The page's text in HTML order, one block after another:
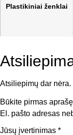
Plastikiniai ženklai
Atsiliepimų dar nėra.
Būkite pirmas
El. pašto adresas
Jūsų įvertinimas *